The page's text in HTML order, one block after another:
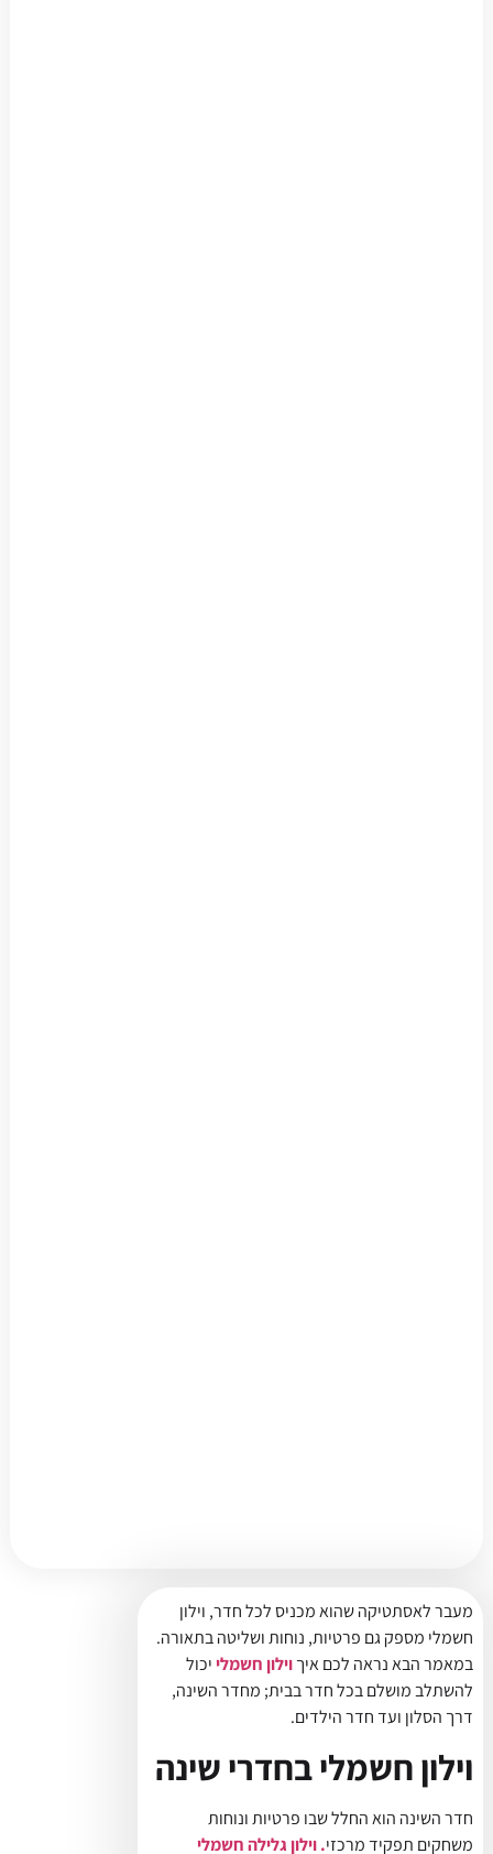
מעבר לאסתטיקה שהוא מכניס לכל חדר, וילון
חשמלי מספק גם פרטיות, נוחות ושליטה בתאורה.
במאמר הבא נראה לכם איךוילון חשמלייכול
להשתלב מושלם בכל חדר בבית; מחדר השינה,
דרך הסלון ועד חדר הילדים.
וילון חשמלי בחדרי שינה
חדר השינה הוא החלל שבו פרטיות ונוחות
משחקים תפקיד מרכזי. וילון גלילה חשמלי